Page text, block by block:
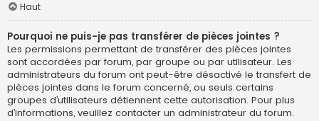
Haut
Pourquoi ne puis-je pas transférer de pièces jointes ?
Les permissions permettant de transférer des pièces jointes
sont accordées par forum, par groupe ou par utilisateur. Les
administrateurs du forum ont peut-être désactivé le transfert de
pièces jointes dans le forum concerné, ou seuls certains
groupes d’utilisateurs détiennent cette autorisation. Pour plus
d’informations, veuillez contacter un administrateur du forum.